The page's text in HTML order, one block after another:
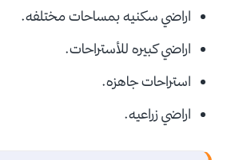
اراضي سكنيه بمساحات مختلفه.
اراضي كبيره للأستراحات.
استراحات جاهزه.
اراضي زراعيه.